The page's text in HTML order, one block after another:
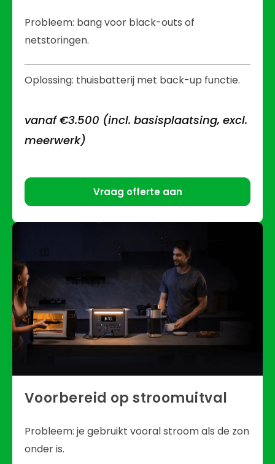
Probleem: bang voor black-outs of
netstoringen.
Oplossing: thuisbatterij met back-up functie.
vanaf €3.500 (incl. basisplaatsing, excl.
meerwerk)
Vraag offerte aan
Voorbereid op stroomuitval
Probleem: je gebruikt vooral stroom als de zon
onder is.